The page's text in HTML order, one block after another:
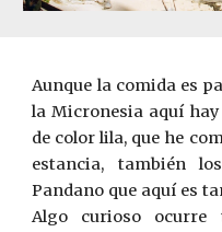
Aunque la comida es
la Micronesia aquí
de color lila, que he
estancia, también
Pandano que aquí es
Algo curioso ocurre